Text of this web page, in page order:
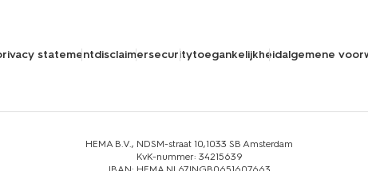
statementdisclaimersecuritytoegankelijkheidalgemene
HEMA B.V., NDSM-straat 10,1033 SB Amsterdam
KvK-nummer: 34215639